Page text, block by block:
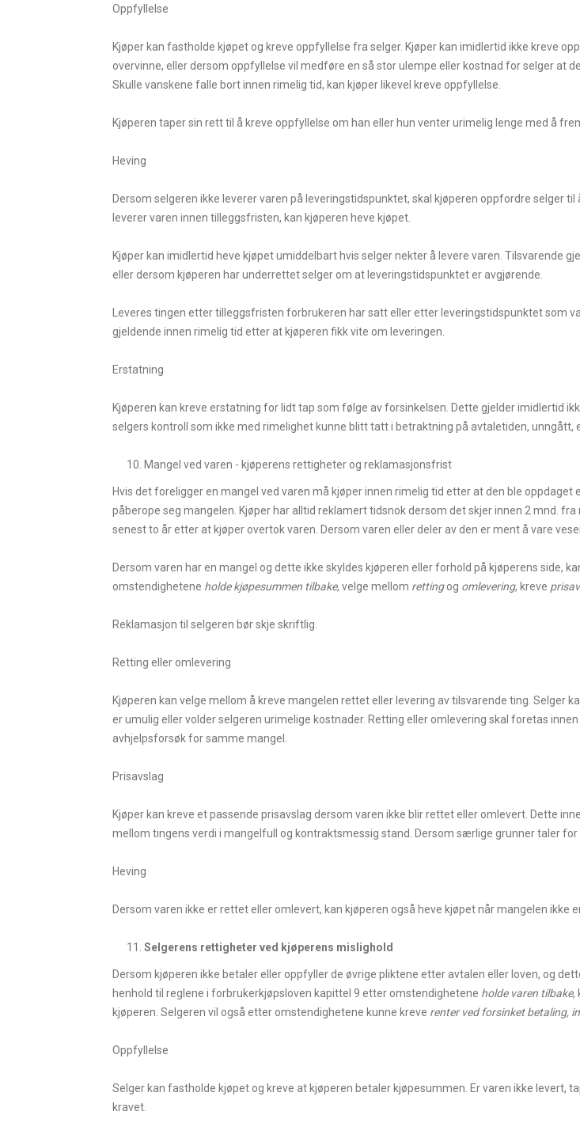
Oppfyllelse
Kjøper kan fastholde kjøpet og kreve oppfyllelse fra selger. Kjøper kan imidlertid ikke kreve
overvinne, eller dersom oppfyllelse vil medføre en så stor ulempe eller kostnad for selger at
Skulle vanskene falle bort innen rimelig tid, kan kjøper likevel kreve oppfyllelse.
Kjøperen taper sin rett til å kreve oppfyllelse om han eller hun venter urimelig lenge med å
Heving
Dersom selgeren ikke leverer varen på leveringstidspunktet, skal kjøperen oppfordre selger
leverer varen innen tilleggsfristen, kan kjøperen heve kjøpet.
Kjøper kan imidlertid heve kjøpet umiddelbart hvis selger nekter å levere varen. Tilsvarende
eller dersom kjøperen har underrettet selger om at leveringstidspunktet er avgjørende.
Leveres tingen etter tilleggsfristen forbrukeren har satt eller etter leveringstidspunktet som
gjeldende innen rimelig tid etter at kjøperen fikk vite om leveringen.
Erstatning
Kjøperen kan kreve erstatning for lidt tap som følge av forsinkelsen. Dette gjelder imidlertid
selgers kontroll som ikke med rimelighet kunne blitt tatt i betraktning på avtaletiden, unngått,
Mangel ved varen - kjøperens rettigheter og reklamasjonsfrist
Hvis det foreligger en mangel ved varen må kjøper innen rimelig tid etter at den ble oppdaget
påberope seg mangelen. Kjøper har alltid reklamert tidsnok dersom det skjer innen 2 mnd.
senest to år etter at kjøper overtok varen. Dersom varen eller deler av den er ment å vare
Dersom varen har en mangel og dette ikke skyldes kjøperen eller forhold på kjøperens side,
omstendighetene holde kjøpesummen tilbake, velge mellom rettingog omlevering, kreve
Reklamasjon til selgeren bør skje skriftlig.
Retting eller omlevering
Kjøperen kan velge mellom å kreve mangelen rettet eller levering av tilsvarende ting. Selger
er umulig eller volder selgeren urimelige kostnader. Retting eller omlevering skal foretas
avhjelpsforsøk for samme mangel.
Prisavslag
Kjøper kan kreve et passende prisavslag dersom varen ikke blir rettet eller omlevert. Dette
mellom tingens verdi i mangelfull og kontraktsmessig stand. Dersom særlige grunner taler
Heving
Dersom varen ikke er rettet eller omlevert, kan kjøperen også heve kjøpet når mangelen ikke
Selgerens rettigheter ved kjøperens mislighold
Dersom kjøperen ikke betaler eller oppfyller de øvrige pliktene etter avtalen eller loven, og
henhold til reglene i forbrukerkjøpsloven kapittel 9 etter omstendighetene holde varen tilbake,
kjøperen. Selgeren vil også etter omstendighetene kunne kreve renter ved forsinket betaling,
Oppfyllelse
Selger kan fastholde kjøpet og kreve at kjøperen betaler kjøpesummen. Er varen ikke levert,
kravet.